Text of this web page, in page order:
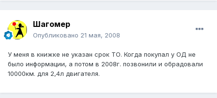
Шагомер
Опубликовано 21 мая, 2008
У меня в книжке не указан срок ТО. Когда покупал у ОД не
было информации, а потом в 2008г. позвонили и обрадовали
10000км. для 2,4л двигателя.